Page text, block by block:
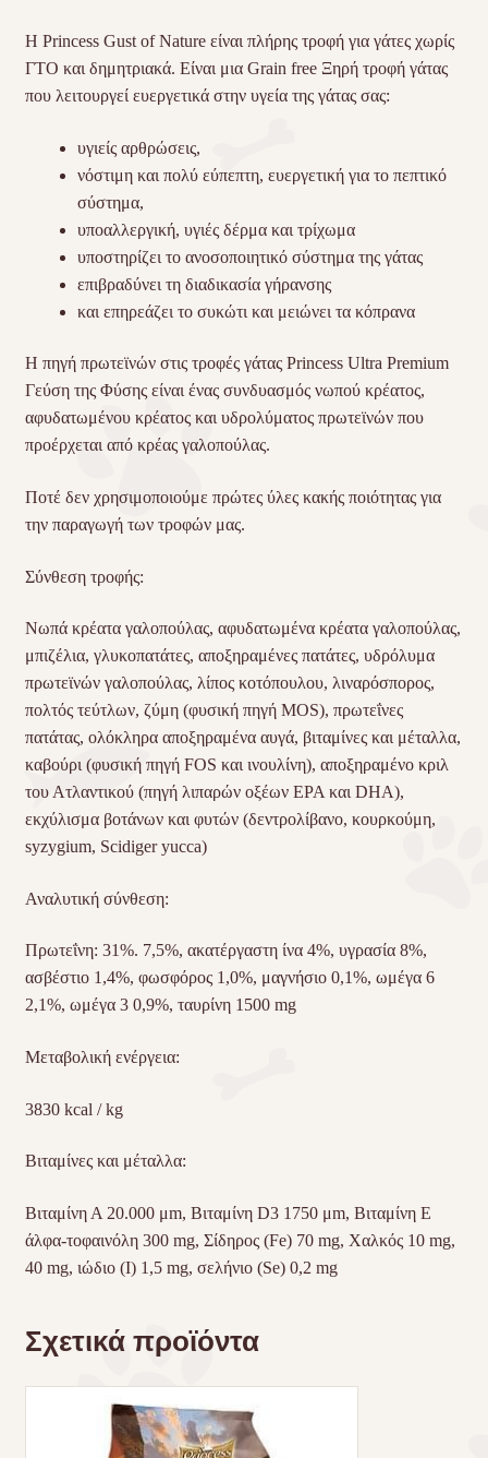
Η Princess Gust of Nature είναι πλήρης τροφή για γάτες χωρίς
ΓΤΟ και δημητριακά. Eίναι μια Grain free Ξηρή τροφή γάτας
που λειτουργεί ευεργετικά στην υγεία της γάτας σας:
υγιείς αρθρώσεις,
νόστιμη και πολύ εύπεπτη, ευεργετική για το πεπτικό
σύστημα,
υποαλλεργική, υγιές δέρμα και τρίχωμα
υποστηρίζει το ανοσοποιητικό σύστημα της γάτας
επιβραδύνει τη διαδικασία γήρανσης
και επηρεάζει το συκώτι και μειώνει τα κόπρανα
Η πηγή πρωτεϊνών στις τροφές γάτας Princess Ultra Premium
Γεύση της Φύσης είναι ένας συνδυασμός νωπού κρέατος,
αφυδατωμένου κρέατος και υδρολύματος πρωτεϊνών που
προέρχεται από κρέας γαλοπούλας.
Ποτέ δεν χρησιμοποιούμε πρώτες ύλες κακής ποιότητας για
την παραγωγή των τροφών μας.
Σύνθεση τροφής:
Νωπά κρέατα γαλοπούλας, αφυδατωμένα κρέατα γαλοπούλας,
μπιζέλια, γλυκοπατάτες, αποξηραμένες πατάτες, υδρόλυμα
πρωτεϊνών γαλοπούλας, λίπος κοτόπουλου, λιναρόσπορος,
πολτός τεύτλων, ζύμη (φυσική πηγή MOS), πρωτεΐνες
πατάτας, ολόκληρα αποξηραμένα αυγά, βιταμίνες και μέταλλα,
καβούρι (φυσική πηγή FOS και ινουλίνη), αποξηραμένο κριλ
του Ατλαντικού (πηγή λιπαρών οξέων EPA και DHA),
εκχύλισμα βοτάνων και φυτών (δεντρολίβανο, κουρκούμη,
syzygium, Scidiger yucca)
Αναλυτική σύνθεση:
Πρωτεΐνη: 31%. 7,5%, ακατέργαστη ίνα 4%, υγρασία 8%,
ασβέστιο 1,4%, φωσφόρος 1,0%, μαγνήσιο 0,1%, ωμέγα 6
2,1%, ωμέγα 3 0,9%, ταυρίνη 1500 mg
Μεταβολική ενέργεια:
3830 kcal / kg
Βιταμίνες και μέταλλα:
Βιταμίνη Α 20.000 μm, Βιταμίνη D3 1750 μm, Βιταμίνη Ε
άλφα-τοφαινόλη 300 mg, Σίδηρος (Fe) 70 mg, Χαλκός 10 mg,
40 mg, ιώδιο (Ι) 1,5 mg, σελήνιο (Se) 0,2 mg
Σχετικά προϊόντα